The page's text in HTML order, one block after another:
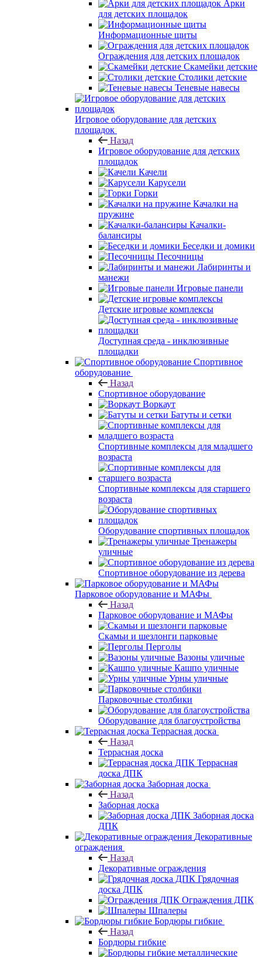
Арки
для детских площадок
Информационные щиты
Ограждения для детских площадок
Скамейки детские
Столики детские
Теневые навесы
Игровое оборудование для детских
площадок
Назад
Игровое оборудование для детских
площадок
Качели
Карусели
Горки
Качалки на
пружине
Качалки-
балансиры
Беседки и домики
Песочницы
Лабиринты и
манежи
Игровые панели
Детские игровые комплексы
Доступная среда - инклюзивные
площадки
Спортивное
оборудование
Назад
Спортивное оборудование
Воркаут
Батуты и сетки
Спортивные комплексы для младшего
возраста
Спортивные комплексы для старшего
возраста
Оборудование спортивных площадок
Тренажеры
уличные
Спортивное оборудование из дерева
Парковое оборудование и МАФы
Назад
Парковое оборудование и МАФы
Скамьи и шезлонги парковые
Перголы
Вазоны уличные
Кашпо уличные
Урны уличные
Парковочные столбики
Оборудование для благоустройства
Террасная доска
Назад
Террасная доска
Террасная
доска ДПК
Заборная доска
Назад
Заборная доска
Заборная доска
ДПК
Декоративные
ограждения
Назад
Декоративные ограждения
Грядочная
доска ДПК
Ограждения ДПК
Шпалеры
Бордюры гибкие
Назад
Бордюры гибкие